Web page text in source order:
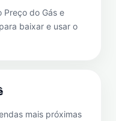
Preço do Gás e
baixar e usar o
mais próximas